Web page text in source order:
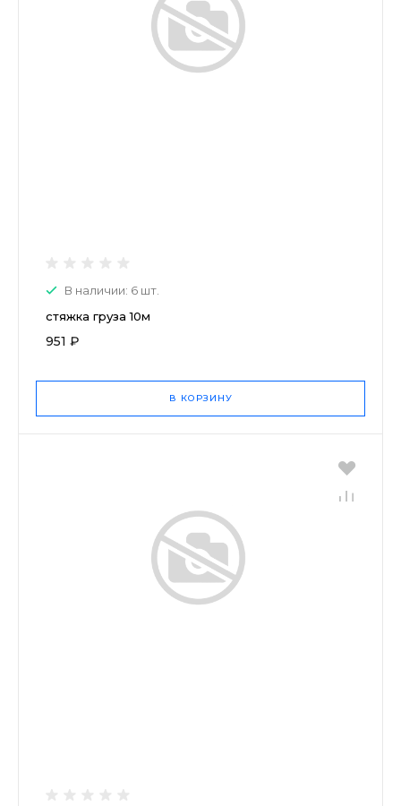
В наличии: 6 шт.
стяжка груза 10м
951 ₽
В КОРЗИНУ